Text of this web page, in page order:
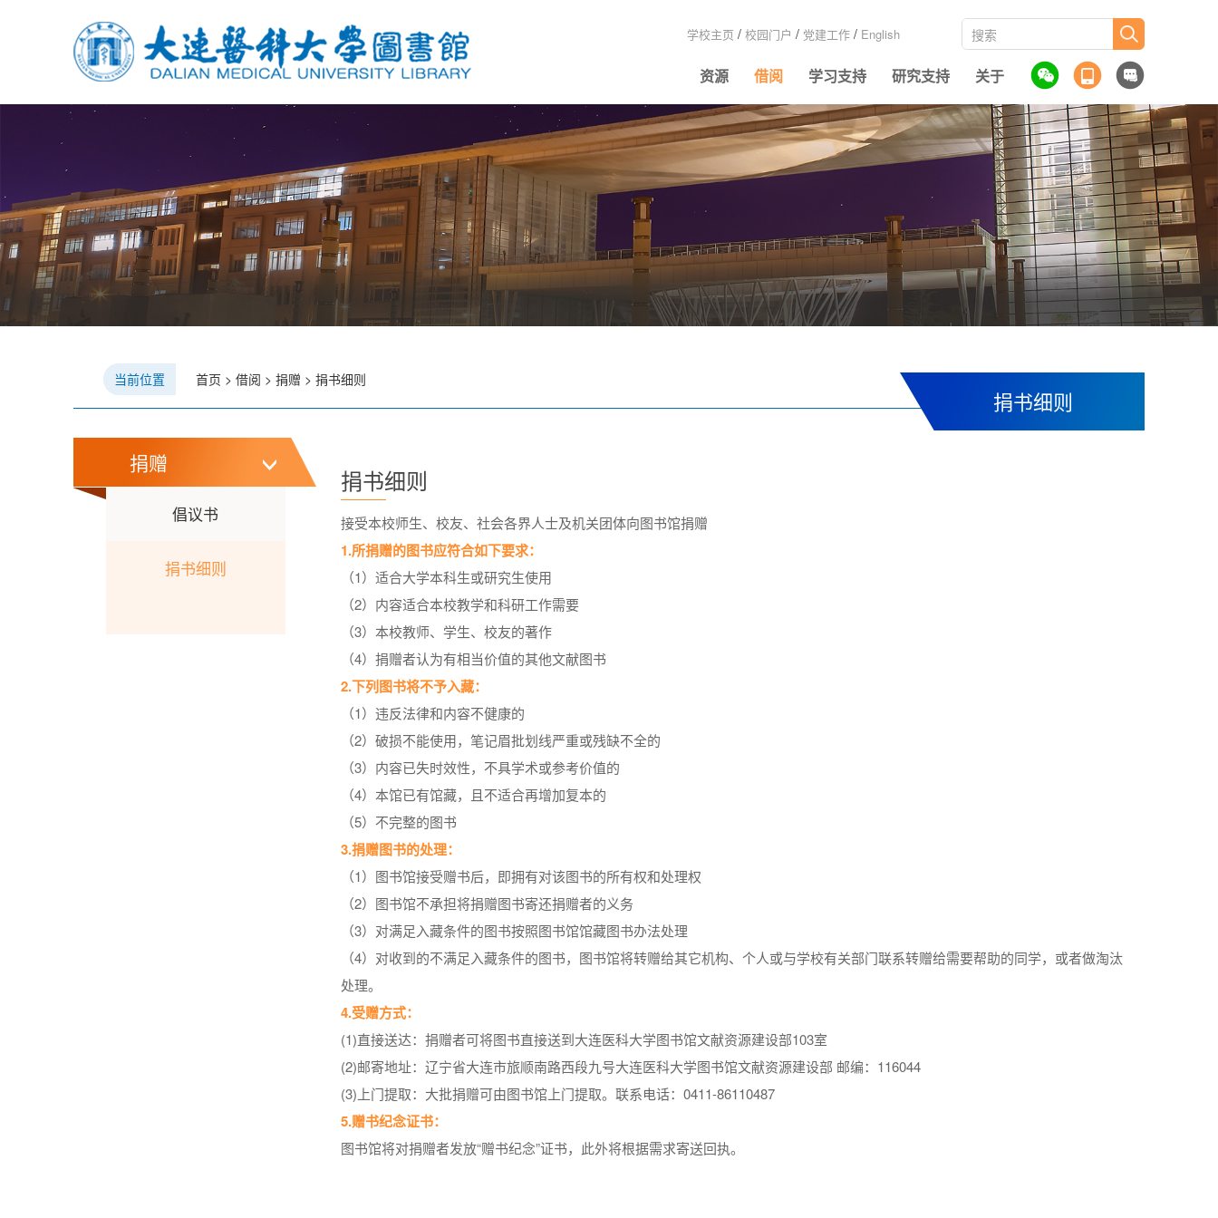
学校主页 /校园门户 / 党建工作 / English
资源 借阅 学习支持 研究支持 关于
当前位置 首页 > 借阅 > 捐赠 > 捐书细则
捐书细则
捐赠
倡议书
捐书细则
捐书细则
接受本校师生、校友、社会各界人士及机关团体向图书馆捐赠
1.所捐赠的图书应符合如下要求：
（1）适合大学本科生或研究生使用
（2）内容适合本校教学和科研工作需要
（3）本校教师、学生、校友的著作
（4）捐赠者认为有相当价值的其他文献图书
2.下列图书将不予入藏：
（1）违反法律和内容不健康的
（2）破损不能使用，笔记眉批划线严重或残缺不全的
（3）内容已失时效性，不具学术或参考价值的
（4）本馆已有馆藏，且不适合再增加复本的
（5）不完整的图书
3.捐赠图书的处理：
（1）图书馆接受赠书后，即拥有对该图书的所有权和处理权
（2）图书馆不承担将捐赠图书寄还捐赠者的义务
（3）对满足入藏条件的图书按照图书馆馆藏图书办法处理
（4）对收到的不满足入藏条件的图书，图书馆将转赠给其它机构、个人或与学校有关部门联系转赠给需要帮助的同学，或者做淘汰
处理。
4.受赠方式：
(1)直接送达：捐赠者可将图书直接送到大连医科大学图书馆文献资源建设部103室
(2)邮寄地址：辽宁省大连市旅顺南路西段九号大连医科大学图书馆文献资源建设部 邮编：116044
(3)上门提取：大批捐赠可由图书馆上门提取。联系电话：0411-86110487
5.赠书纪念证书：
图书馆将对捐赠者发放“赠书纪念”证书，此外将根据需求寄送回执。